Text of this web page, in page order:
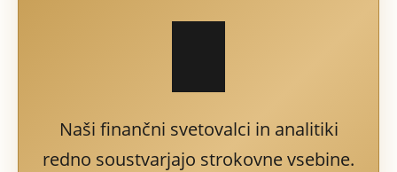
Naši finančni svetovalci in analitiki
redno soustvarjajo strokovne vsebine.